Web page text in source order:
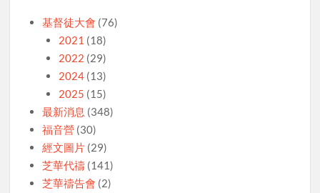
基督徒大會 (76)
2021 (18)
2022 (29)
2024(13)
2025 (15)
最新消息 (348)
福音營 (30)
經文圖片 (29)
芝華代禱 (141)
芝華禱告會 (2)